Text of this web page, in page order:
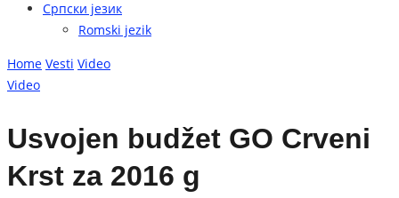
Српски језик
Romski jezik
Home Vesti Video
Video
Usvojen budžet GO Crveni
Krst za 2016 g